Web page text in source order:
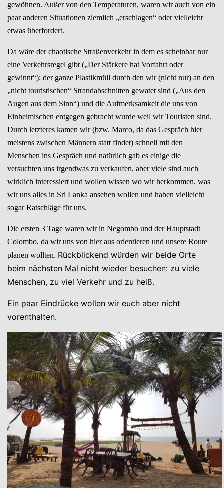
gewöhnen. Außer von den Temperaturen, waren wir auch von ein
paar anderen Situationen ziemlich „erschlagen“ oder vielleicht
etwas überfordert.
Da wäre der chaotische Straßenverkehr in dem es scheinbar nur
eine Verkehrsregel gibt („Der Stärkere hat Vorfahrt oder
gewinnt“); der ganze Plastikmüll durch den wir (nicht nur) an den
„nicht touristischen“ Strandabschnitten gewatet sind („Aus den
Augen aus dem Sinn“) und die Aufmerksamkeit die uns von
Einheimischen entgegen gebracht wurde weil wir Touristen sind.
Durch letzteres kamen wir (bzw. Marco, da das Gespräch hier
meistens zwischen Männern statt findet) schnell mit den
Menschen ins Gespräch und natürlich gab es einige die
versuchten uns irgendwas zu verkaufen, aber viele sind auch
wirklich interessiert und wollen wissen wo wir herkommen, was
wir uns alles in Sri Lanka ansehen wollen und haben vielleicht
sogar Ratschläge für uns.
Die ersten 3 Tage waren wir in Negombo und der Hauptstadt
Colombo, da wir uns von hier aus orientieren und unsere Route
planen wollten. Rückblickend würden wir beide Orte
beim nächsten Mal nicht wieder besuchen: zu viele
Menschen, zu viel Verkehr und zu heiß.
Ein paar Eindrücke wollen wir euch aber nicht
vorenthalten.